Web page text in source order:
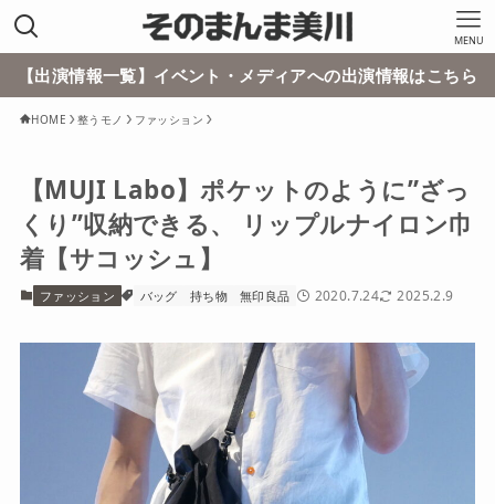
MENU
【出演情報一覧】イベント・メディアへの出演情報はこちら
HOME 整うモノ ファッション
【MUJI Labo】ポケットのように”ざっ
くり”収納できる、 リップルナイロン巾
着【サコッシュ】
ファッション バッグ 持ち物 無印良品 2020.7.24 2025.2.9